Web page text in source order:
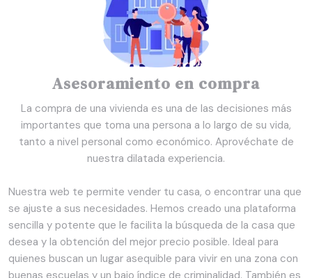
Asesoramiento en compra
La compra de una vivienda es una de las decisiones más
importantes que toma una persona a lo largo de su vida,
tanto a nivel personal como económico. Aprovéchate de
nuestra dilatada experiencia.
Nuestra web te permite vender tu casa, o encontrar una que
se ajuste a sus necesidades. Hemos creado una plataforma
sencilla y potente que le facilita la búsqueda de la casa que
desea y la obtención del mejor precio posible. Ideal para
quienes buscan un lugar asequible para vivir en una zona con
buenas escuelas y un bajo índice de criminalidad. También es